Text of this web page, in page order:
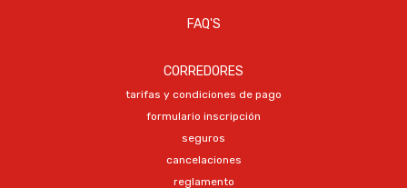
FAQ'S
CORREDORES
tarifas y condiciones de pago
formulario inscripción
seguros
cancelaciones
reglamento